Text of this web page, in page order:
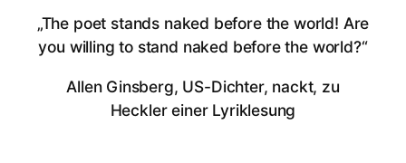
„The poet stands naked before the world! Are
you willing to stand naked before the world?“
Allen Ginsberg, US-Dichter, nackt, zu
Heckler einer Lyriklesung